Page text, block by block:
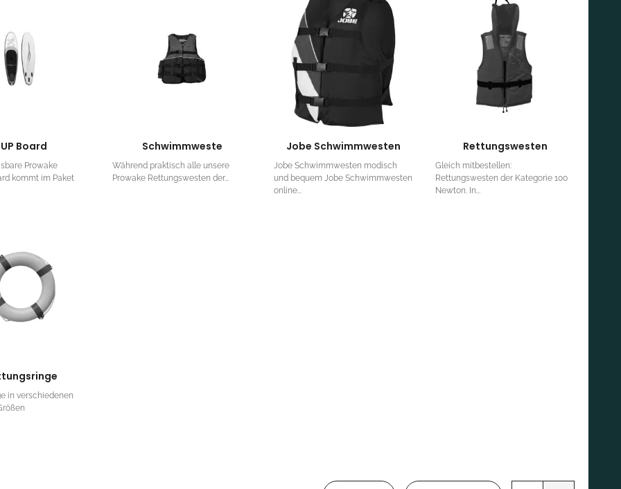
Board
Prowake
kommt im Paket
Schwimmweste
Während praktisch alle unsere
Prowake Rettungswesten der...
Jobe Schwimmwesten
Jobe Schwimmwesten modisch
und bequem Jobe Schwimmwesten
online...
Rettungswesten
Gleich mitbestellen:
Rettungswesten der Kategorie 100
Newton. In...
in verschiedenen